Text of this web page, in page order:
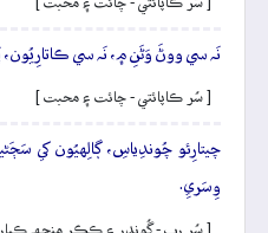
نَہ سي ووڻَ وَڻَنِ ۾، نَہ سي ڪاتارِيُون،
[ سُر ڪاپائتي - چائت ۽ محبت ]
چيتارِئو چُوندِياسِ، ڳالِهيُون کي
وِسَريِ.